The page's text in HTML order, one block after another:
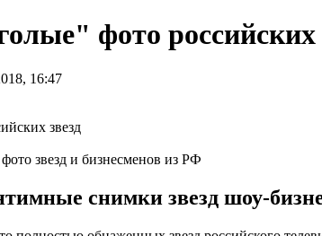
фото российских
16:47
звезд и бизнесменов из РФ
снимки звезд шоу-